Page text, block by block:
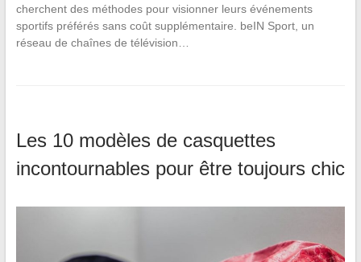
cherchent des méthodes pour visionner leurs événements
sportifs préférés sans coût supplémentaire. beIN Sport, un
réseau de chaînes de télévision…
Les 10 modèles de casquettes
incontournables pour être toujours chic